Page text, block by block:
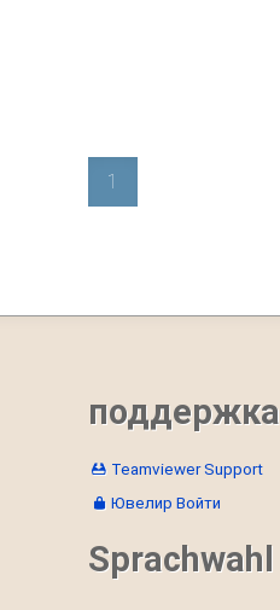
1
поддержка
Teamviewer Support
Ювелир Войти
Sprachwahl